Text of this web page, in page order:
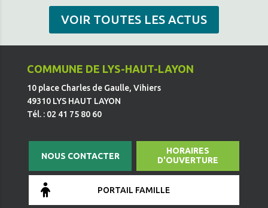
VOIR TOUTES LES ACTUS
COMMUNE DE LYS-HAUT-LAYON
10 place Charles de Gaulle, Vihiers
49310 LYS HAUT LAYON
Tél. : 02 41 75 80 60
NOUS CONTACTER
HORAIRES
D'OUVERTURE
PORTAIL FAMILLE